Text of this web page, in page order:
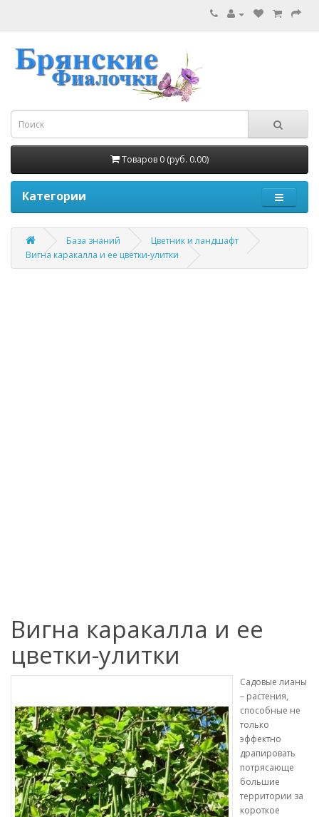
Товаров 0 (руб. 0.00)
Категории
База знаний
Цветник и ландшафт
Вигна каракалла и ее цветки-улитки
Вигна каракалла и ее
цветки-улитки
Садовые лианы
– растения,
способные не
только
эффектно
драпировать
потрясающе
большие
территории за
короткое